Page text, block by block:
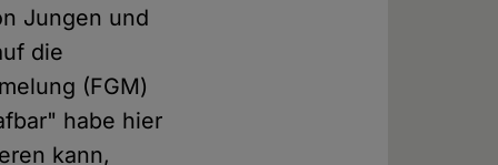
Jungen und
die
(FGM)
habe hier
kann,